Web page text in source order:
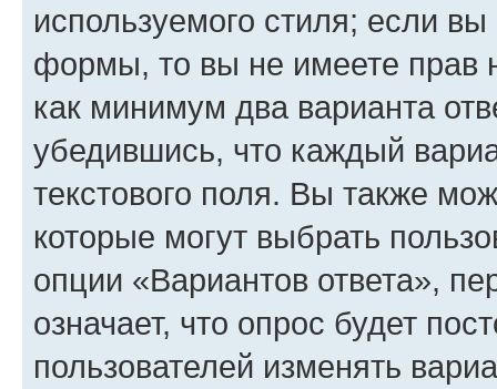
используемого стиля; если
формы, то вы не имеете прав
как минимум два варианта
убедившись, что каждый
текстового поля. Вы также
которые могут выбрать
опции «Вариантов ответа»,
означает, что опрос будет
пользователей изменять